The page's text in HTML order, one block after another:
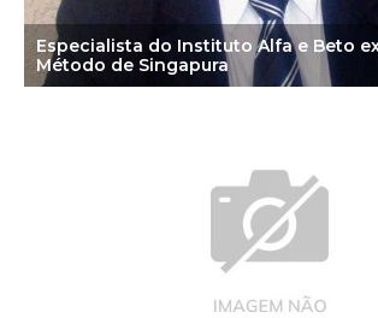
Especialista do Instituto Alfa e Beto
Método de Singapura